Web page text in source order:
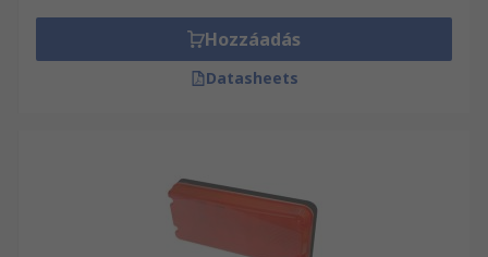
Hozzáadás
Datasheets